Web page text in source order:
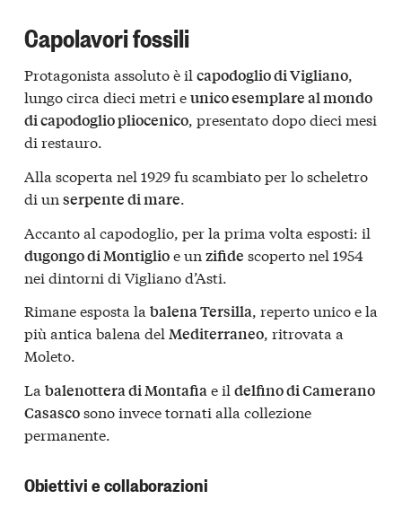
Capolavori fossili
Protagonista assoluto è il capodoglio di Vigliano,
lungo circa dieci metri eunico esemplare al mondo
di capodoglio pliocenico, presentato dopo dieci mesi
di restauro.
Alla scoperta nel 1929 fu scambiato per lo scheletro
di un serpente di mare.
Accanto al capodoglio, per la prima volta esposti: il
dugongo di Montiglioe un zifide scoperto nel 1954
nei dintorni di Vigliano d’Asti.
Rimane esposta la balena Tersilla, reperto unico e la
più antica balena del Mediterraneo, ritrovata a
Moleto.
La balenottera di Montafiae il delfino di Camerano
Casascosono invece tornati alla collezione
permanente.
Obiettivi e collaborazioni